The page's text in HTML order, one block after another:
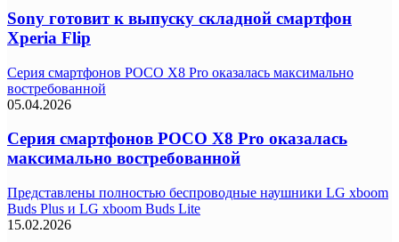
Sony готовит к выпуску складной смартфон
Xperia Flip
Серия смартфонов POCO X8 Pro оказалась максимально
востребованной
05.04.2026
Серия смартфонов POCO X8 Pro оказалась
максимально востребованной
Представлены полностью беспроводные наушники LG xboom
Buds Plus и LG xboom Buds Lite
15.02.2026